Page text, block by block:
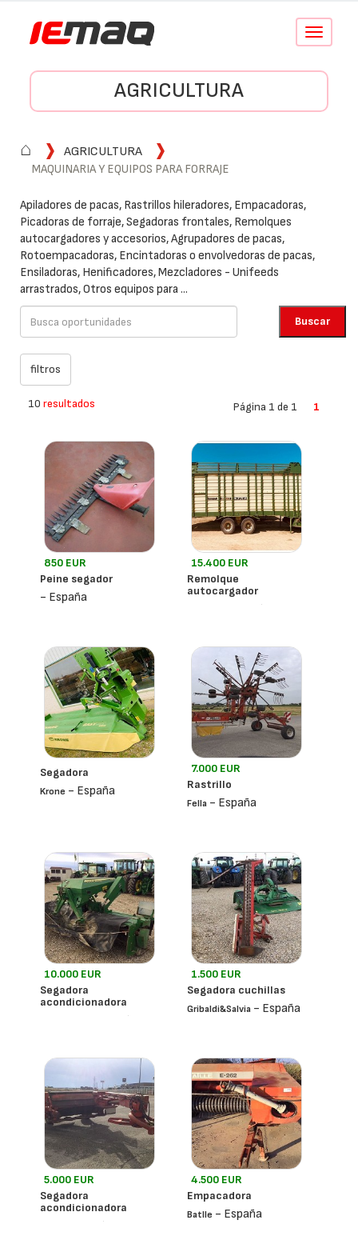
Conmutar
AGRICULTURA
⌂
AGRICULTURA
MAQUINARIA Y EQUIPOS PARA FORRAJE
Apiladores de pacas, Rastrillos hileradores, Empacadoras,
Picadoras de forraje, Segadoras frontales, Remolques
autocargadores y accesorios, Agrupadores de pacas,
Rotoempacadoras, Encintadoras o envolvedoras de pacas,
Ensiladoras, Henificadores, Mezcladores - Unifeeds
arrastrados, Otros equipos para ...
10 resultados Página 1 de 1 1
850 EUR
Peine segador
- España
15.400 EUR
Remolque
autocargador
- España
Segadora
Krone - España
7.000 EUR
Rastrillo
Fella - España
10.000 EUR
Segadora
acondicionadora
- España
1.500 EUR
Segadora cuchillas
Gribaldi&salvia - España
5.000 EUR
Segadora
acondicionadora
- España
4.500 EUR
Empacadora
Batlle - España